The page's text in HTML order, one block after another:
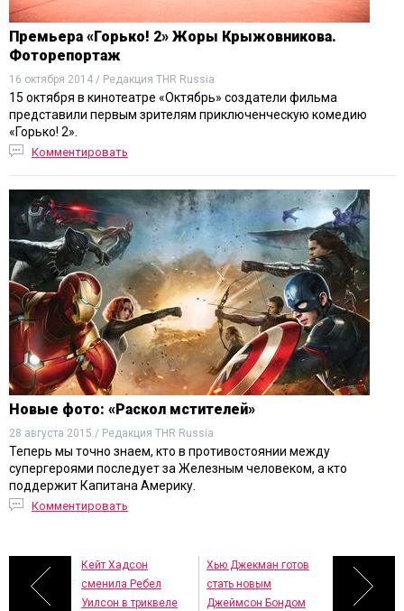
Премьера «Горько! 2» Жоры Крыжовникова.
Фоторепортаж
16 октября 2014 / Редакция THR Russia
15 октября в кинотеатре «Октябрь» создатели фильма
представили первым зрителям приключенческую комедию
«Горько! 2».
Комментировать
Новые фото: «Раскол мстителей»
28 августа 2015 / Редакция THR Russia
Теперь мы точно знаем, кто в противостоянии между
супергероями последует за Железным человеком, а кто
поддержит Капитана Америку.
Комментировать
Кейт Хадсон
сменила Ребел
Уилсон в триквеле
Хью Джекман готов
стать новым
Джеймсон Бондом